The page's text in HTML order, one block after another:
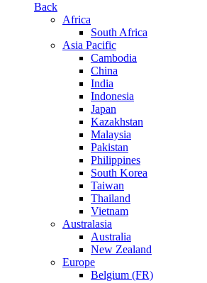
Back
Africa
South Africa
Asia Pacific
Cambodia
China
India
Indonesia
Japan
Kazakhstan
Malaysia
Pakistan
Philippines
South Korea
Taiwan
Thailand
Vietnam
Australasia
Australia
New Zealand
Europe
Belgium (FR)